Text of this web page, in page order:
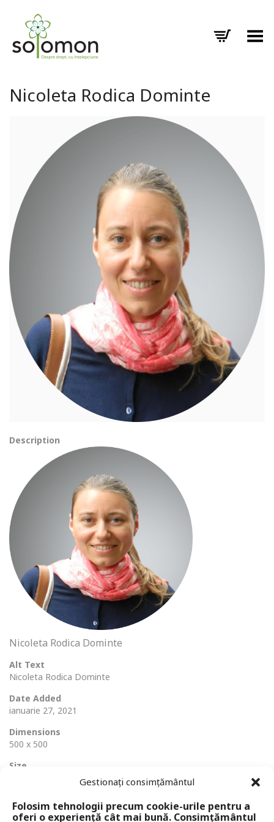
Gestionați consimțământul
Folosim tehnologii precum cookie-urile pentru a
oferi o experiență cât mai bună. Consimțământul
Toggle Menu
Nicoleta Rodica Dominte
Description
Nicoleta Rodica Dominte
Alt Text
Nicoleta Rodica Dominte
Date Added
ianuarie 27, 2021
Dimensions
500 x 500
Size